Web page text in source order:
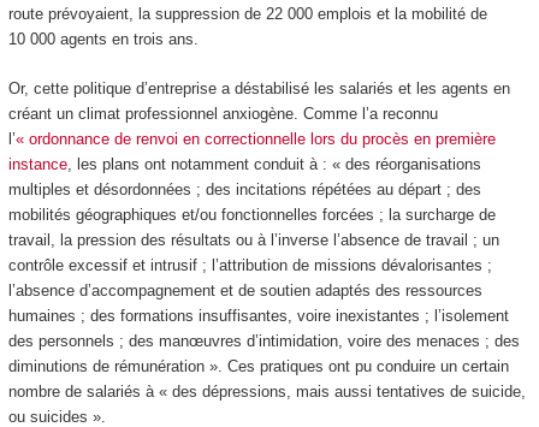
route prévoyaient, la suppression de 22 000 emplois et la mobilité de
10 000 agents en trois ans.
Or, cette politique d’entreprise a déstabilisé les salariés et les agents en
créant un climat professionnel anxiogène. Comme l’a reconnu
l’« ordonnance de renvoi en correctionnelle lors du procès en première
instance, les plans ont notamment conduit à : « des réorganisations
multiples et désordonnées ; des incitations répétées au départ ; des
mobilités géographiques et/ou fonctionnelles forcées ; la surcharge de
travail, la pression des résultats ou à l’inverse l’absence de travail ; un
contrôle excessif et intrusif ; l’attribution de missions dévalorisantes ;
l’absence d’accompagnement et de soutien adaptés des ressources
humaines ; des formations insuffisantes, voire inexistantes ; l’isolement
des personnels ; des manœuvres d’intimidation, voire des menaces ; des
diminutions de rémunération ». Ces pratiques ont pu conduire un certain
nombre de salariés à « des dépressions, mais aussi tentatives de suicide,
ou suicides ».